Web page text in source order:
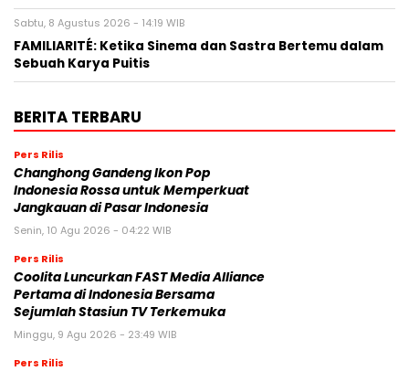
Sabtu, 8 Agustus 2026 - 14:19 WIB
FAMILIARITÉ: Ketika Sinema dan Sastra Bertemu dalam
Sebuah Karya Puitis
BERITA TERBARU
Pers Rilis
Changhong Gandeng Ikon Pop
Indonesia Rossa untuk Memperkuat
Jangkauan di Pasar Indonesia
Senin, 10 Agu 2026 - 04:22 WIB
Pers Rilis
Coolita Luncurkan FAST Media Alliance
Pertama di Indonesia Bersama
Sejumlah Stasiun TV Terkemuka
Minggu, 9 Agu 2026 - 23:49 WIB
Pers Rilis